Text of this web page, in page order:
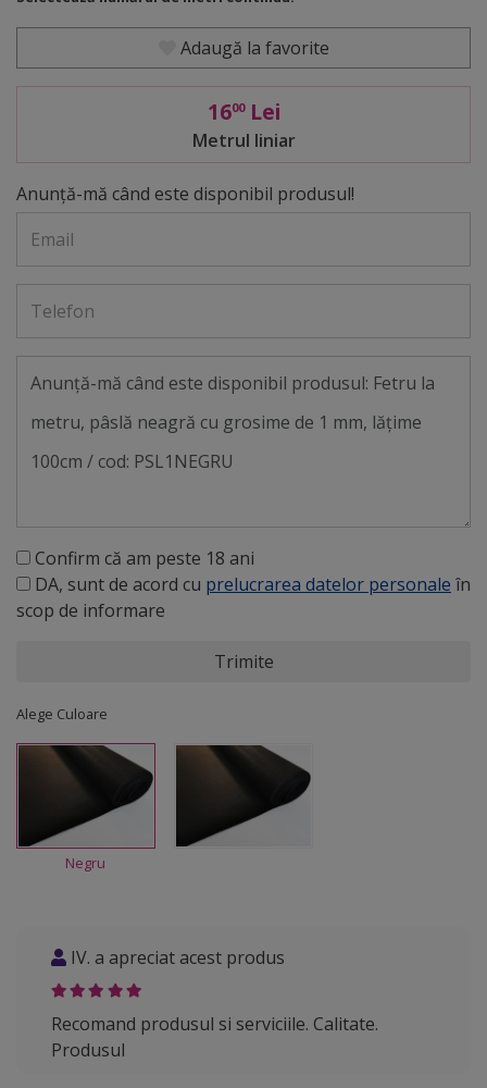
Adaugă la favorite
1600Lei
Metrul liniar
Anunţă-mă când este disponibil produsul!
Confirm că am peste 18 ani
DA, sunt de acord cu prelucrarea datelor personale în
scop de informare
Trimite
Alege Culoare
Negru
IV. a apreciat acest produs
Recomand produsul si serviciile. Calitate.
Produsul